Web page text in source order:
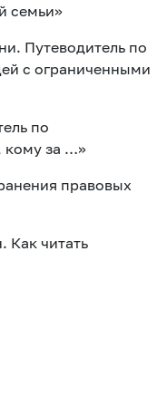
семьи»
Путеводитель по
с ограниченными
по
кому за …»
правовых
Как читать